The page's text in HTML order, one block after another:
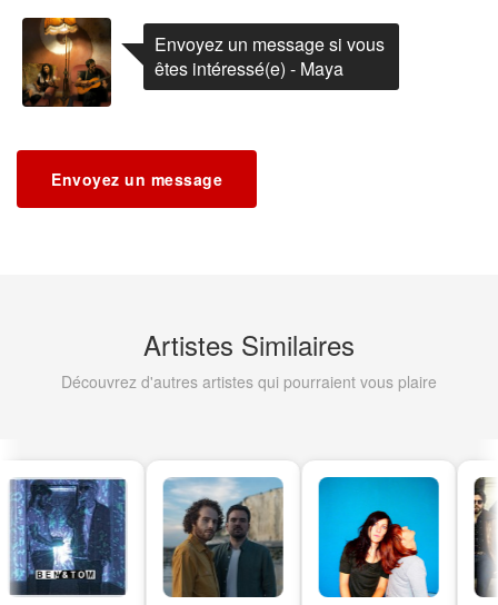
Envoyez un message si vous
êtes intéressé(e) - Maya
Envoyez un message
Artistes Similaires
Découvrez d'autres artistes qui pourraient vous plaire